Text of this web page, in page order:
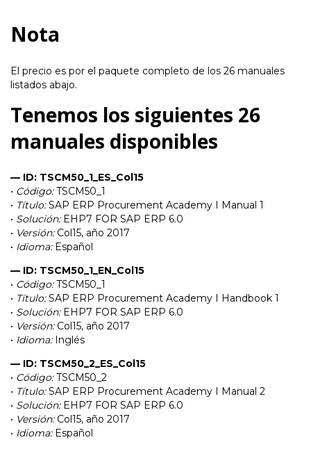
Nota
El precio es por el paquete completo de los 26 manuales
listados abajo.
Tenemos los siguientes 26
manuales disponibles
— ID: TSCM50_1_ES_Col15
• Código:TSCM50_1
• Título:SAP ERP Procurement Academy I Manual 1
• Solución:EHP7 FOR SAP ERP 6.0
• Versión:Col15, año 2017
• Idioma:Español
— ID: TSCM50_1_EN_Col15
• Código:TSCM50_1
• Título:SAP ERP Procurement Academy I Handbook 1
• Solución:EHP7 FOR SAP ERP 6.0
• Versión:Col15, año 2017
• Idioma:Inglés
— ID: TSCM50_2_ES_Col15
• Código:TSCM50_2
• Título:SAP ERP Procurement Academy I Manual 2
• Solución:EHP7 FOR SAP ERP 6.0
• Versión:Col15, año 2017
• Idioma:Español